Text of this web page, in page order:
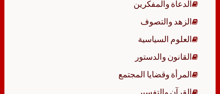
الدعاة والمفكرين
الزهد والتصوف
العلوم السياسية
القانون والدستور
المرأة وقضايا المجتمع